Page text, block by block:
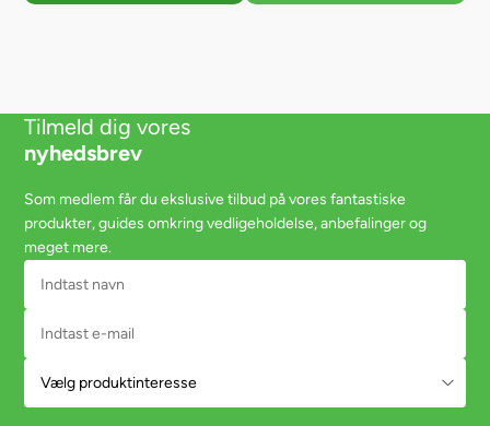
Tilmeld dig vores
nyhedsbrev
Som medlem får du ekslusive tilbud på vores fantastiske
produkter, guides omkring vedligeholdelse, anbefalinger og
meget mere.